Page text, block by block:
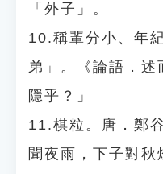
「外子」。
10.稱輩分小、年
弟」。《論語．述
隱乎？」
11.棋粒。唐．鄭
聞夜雨，下子對